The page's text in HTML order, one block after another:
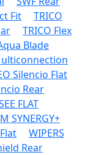
Fit
TRICO
TRICO Flex
Blade
Silencio Flat
Rear
FLAT
SYNERGY+
WIPERS
Rear